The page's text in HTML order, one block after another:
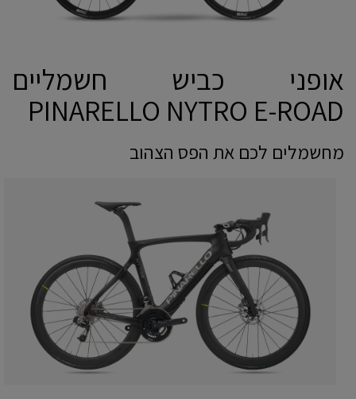
אופני כביש חשמליים
PINARELLO NYTRO E-ROAD
מחשמלים לכם את הפס הצהוב